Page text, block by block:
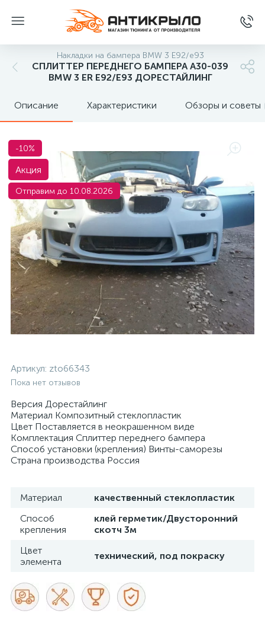
Накладки на бампера BMW 3 E92/e93
СПЛИТТЕР ПЕРЕДНЕГО БАМПЕРА A30-039
BMW 3 ER E92/E93 ДОРЕСТАЙЛИНГ
Описание Характеристики Обзоры и советы
-10%
Акция
Отправим до 10.08.2026
Артикул: zto66343
Пока нет отзывов
Версия Дорестайлинг
Материал Композитный стеклопластик
Цвет Поставляется в неокрашенном виде
Комплектация Сплиттер переднего бампера
Cпособ установки (крепления) Винты-саморезы
Страна производства Россия
Материал
качественный стеклопластик
Способ
крепления
клей герметик/Двусторонний
скотч 3м
Цвет
элемента
технический, под покраску